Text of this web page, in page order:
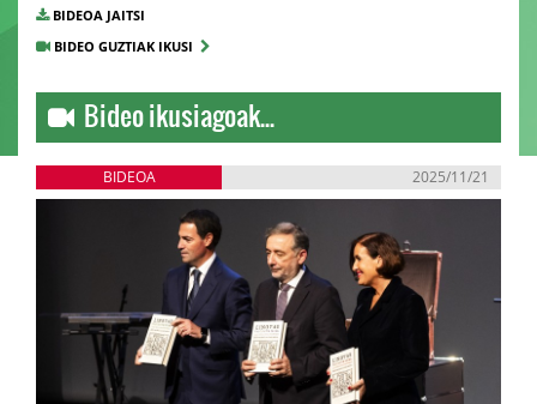
BIDEOA JAITSI
BIDEO GUZTIAK IKUSI
Bideo ikusiagoak...
BIDEOA 2025/11/21